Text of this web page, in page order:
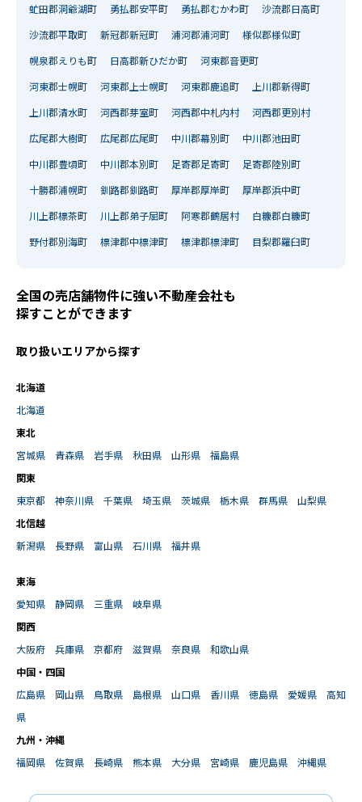
虻田郡洞爺湖町 勇払郡安平町 勇払郡むかわ町 沙流郡日高町
沙流郡平取町 新冠郡新冠町 浦河郡浦河町 様似郡様似町
幌泉郡えりも町 日高郡新ひだか町 河東郡音更町
河東郡士幌町 河東郡上士幌町 河東郡鹿追町 上川郡新得町
上川郡清水町 河西郡芽室町 河西郡中札内村 河西郡更別村
広尾郡大樹町 広尾郡広尾町 中川郡幕別町 中川郡池田町
中川郡豊頃町 中川郡本別町 足寄郡足寄町 足寄郡陸別町
十勝郡浦幌町 釧路郡釧路町 厚岸郡厚岸町 厚岸郡浜中町
川上郡標茶町 川上郡弟子屈町 阿寒郡鶴居村 白糠郡白糠町
野付郡別海町 標津郡中標津町 標津郡標津町 目梨郡羅臼町
全国の売店舗物件に強い不動産会社も
探すことができます
取り扱いエリアから探す
北海道
北海道
東北
宮城県
青森県 岩手県 秋田県 山形県
福島県
関東
東京都
神奈川県 千葉県 埼玉県 茨城県 栃木県 群馬県
山梨県
北信越
新潟県
長野県 富山県 石川県 福井県
東海
愛知県
静岡県 三重県
岐阜県
関西
大阪府
兵庫県 京都府 滋賀県 奈良県
和歌山県
中国・四国
広島県
岡山県 鳥取県 島根県 山口県 香川県 徳島県 愛媛県
高知
県
九州・沖縄
福岡県
佐賀県 長崎県 熊本県 大分県 宮崎県 鹿児島県 沖縄県